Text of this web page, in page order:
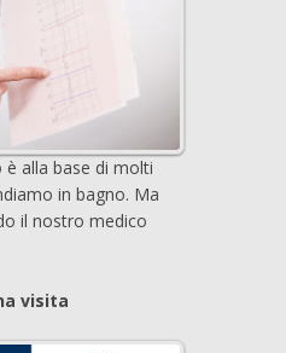
è alla base di molti
in bagno. Ma
il nostro medico
visita